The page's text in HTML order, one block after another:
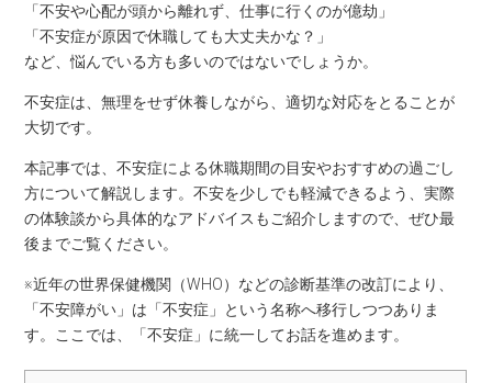
「不安や心配が頭から離れず、仕事に行くのが億劫」
「不安症が原因で休職しても大丈夫かな？」
など、悩んでいる方も多いのではないでしょうか。
不安症は、無理をせず休養しながら、適切な対応をとることが
大切です。
本記事では、不安症による休職期間の目安やおすすめの過ごし
方について解説します。不安を少しでも軽減できるよう、実際
の体験談から具体的なアドバイスもご紹介しますので、ぜひ最
後までご覧ください。
※近年の世界保健機関（WHO）などの診断基準の改訂により、
「不安障がい」は「不安症」という名称へ移行しつつありま
す。ここでは、「不安症」に統一してお話を進めます。